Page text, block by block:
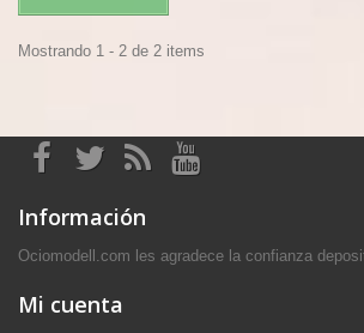
Mostrando 1 - 2 de 2 items
Información
Ociomodell.com les agradece la confianza
Mi cuenta